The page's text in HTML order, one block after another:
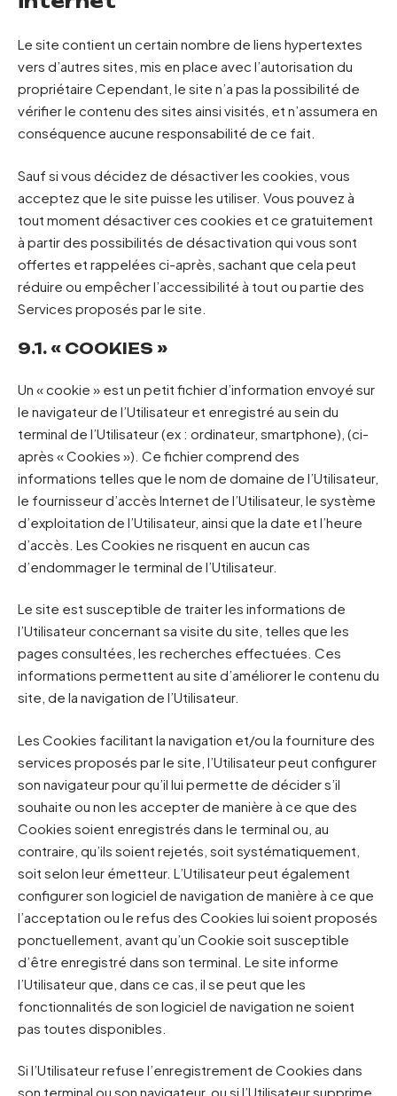
Le site contient un certain nombre de liens hypertextes
vers d’autres sites, mis en place avec l’autorisation du
propriétaire Cependant, le site n’a pas la possibilité de
vérifier le contenu des sites ainsi visités, et n’assumera en
conséquence aucune responsabilité de ce fait.
Sauf si vous décidez de désactiver les cookies, vous
acceptez que le site puisse les utiliser. Vous pouvez à
tout moment désactiver ces cookies et ce gratuitement
à partir des possibilités de désactivation qui vous sont
offertes et rappelées ci-après, sachant que cela peut
réduire ou empêcher l’accessibilité à tout ou partie des
Services proposés par le site.
9.1. « COOKIES »
Un « cookie » est un petit fichier d’information envoyé sur
le navigateur de l’Utilisateur et enregistré au sein du
terminal de l’Utilisateur (ex : ordinateur, smartphone), (ci-
après « Cookies »). Ce fichier comprend des
informations telles que le nom de domaine de l’Utilisateur,
le fournisseur d’accès Internet de l’Utilisateur, le système
d’exploitation de l’Utilisateur, ainsi que la date et l’heure
d’accès. Les Cookies ne risquent en aucun cas
d’endommager le terminal de l’Utilisateur.
Le site est susceptible de traiter les informations de
l’Utilisateur concernant sa visite du site, telles que les
pages consultées, les recherches effectuées. Ces
informations permettent au site d’améliorer le contenu du
site, de la navigation de l’Utilisateur.
Les Cookies facilitant la navigation et/ou la fourniture des
services proposés par le site, l’Utilisateur peut configurer
son navigateur pour qu’il lui permette de décider s’il
souhaite ou non les accepter de manière à ce que des
Cookies soient enregistrés dans le terminal ou, au
contraire, qu’ils soient rejetés, soit systématiquement,
soit selon leur émetteur. L’Utilisateur peut également
configurer son logiciel de navigation de manière à ce que
l’acceptation ou le refus des Cookies lui soient proposés
ponctuellement, avant qu’un Cookie soit susceptible
d’être enregistré dans son terminal. Le site informe
l’Utilisateur que, dans ce cas, il se peut que les
fonctionnalités de son logiciel de navigation ne soient
pas toutes disponibles.
Si l’Utilisateur refuse l’enregistrement de Cookies dans
son terminal ou son navigateur, ou si l’Utilisateur supprime